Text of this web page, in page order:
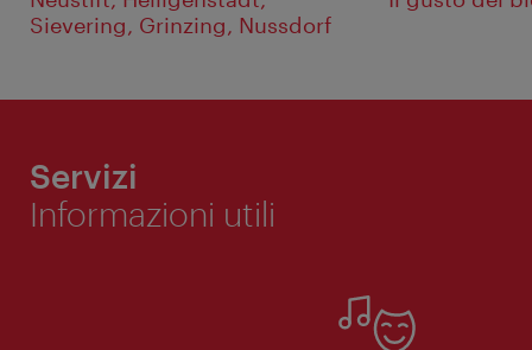
Sievering, Grinzing, Nussdorf
Servizi
Informazioni utili